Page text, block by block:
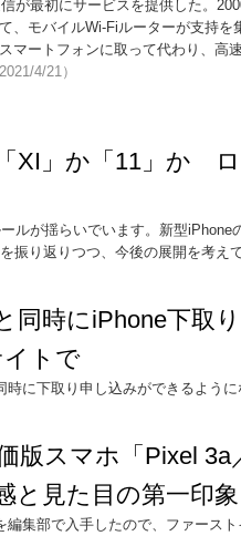
が最初にサービスを提供した。
、モバイルWi-Fiルーターが支持
マートフォンに取って代わり、高
2021/4/21）
XI」か「11」か
ルが揺らいでいます。新型
振り返りつつ、今後の展開を考え
同時にiPhone下
イトで
に下取り申し込みができるよう
版スマホ「Pixel
見た目の第一印
編集部で入手したので、ファース